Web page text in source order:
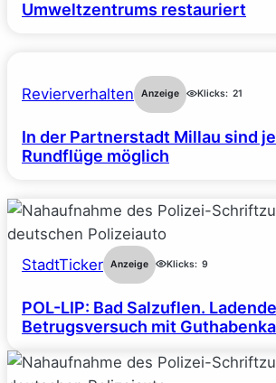
Umweltzentrums restauriert
Revierverhalten Anzeige Klicks: 21
In der Partnerstadt Millau sind
Rundflüge möglich
StadtTicker Anzeige Klicks: 9
POL-LIP: Bad Salzuflen.
Betrugsversuch mit